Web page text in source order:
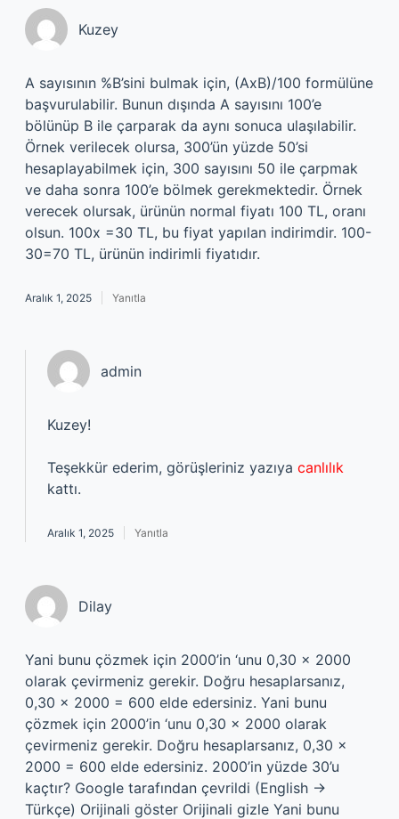
Kuzey
A sayısının %B’sini bulmak için, (AxB)/100 formülüne
başvurulabilir. Bunun dışında A sayısını 100’e
bölünüp B ile çarparak da aynı sonuca ulaşılabilir.
Örnek verilecek olursa, 300’ün yüzde 50’si
hesaplayabilmek için, 300 sayısını 50 ile çarpmak
ve daha sonra 100’e bölmek gerekmektedir. Örnek
verecek olursak, ürünün normal fiyatı 100 TL, oranı
olsun. 100x =30 TL, bu fiyat yapılan indirimdir. 100-
30=70 TL, ürünün indirimli fiyatıdır.
Aralık 1, 2025 Yanıtla
admin
Kuzey!
Teşekkür ederim, görüşleriniz yazıya canlılık
kattı.
Aralık 1, 2025 Yanıtla
Dilay
Yani bunu çözmek için 2000’in ‘unu 0,30 x 2000
olarak çevirmeniz gerekir. Doğru hesaplarsanız,
0,30 x 2000 = 600 elde edersiniz. Yani bunu
çözmek için 2000’in ‘unu 0,30 x 2000 olarak
çevirmeniz gerekir. Doğru hesaplarsanız, 0,30 x
2000 = 600 elde edersiniz. 2000’in yüzde 30’u
kaçtır? Google tarafından çevrildi (English →
Türkçe) Orijinali göster Orijinali gizle Yani bunu